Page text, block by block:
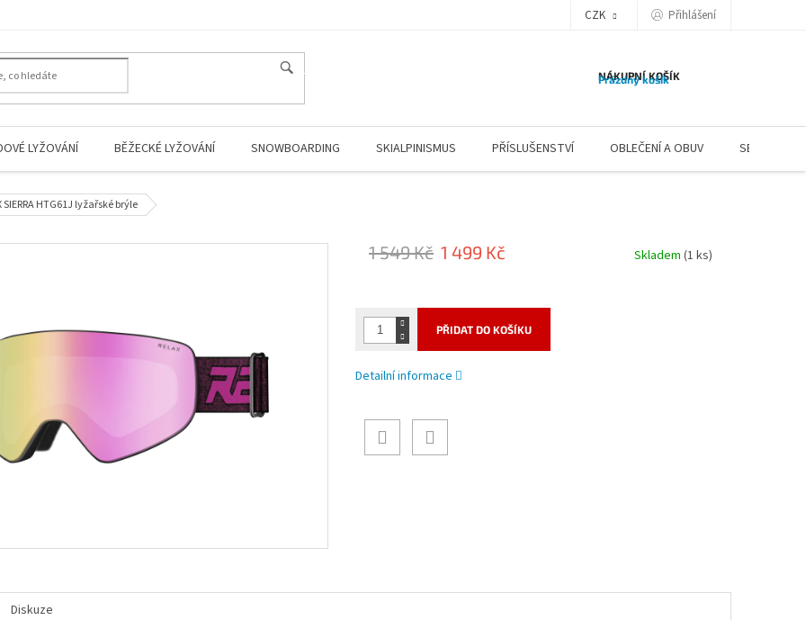
CZK Přihlášení
NÁKUPNÍ KOŠÍK
Prázdný košík
LYŽOVÁNÍ BĚŽECKÉ LYŽOVÁNÍ SNOWBOARDING SKIALPINISMUS PŘÍSLUŠENSTVÍ OBLEČENÍ A OBUV SERVIS
SIERRA HTG61J lyžařské brýle
1 549 Kč 1 499 Kč Skladem (1 ks)
PŘIDAT DO KOŠÍKU
Detailní informace
Diskuze